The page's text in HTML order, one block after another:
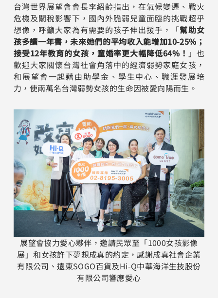
台灣世界展望會會長李紹齡指出，在氣候變遷、戰火
危機及關稅影響下，國內外脆弱兒童面臨的挑戰超乎
想像，呼籲大家為有需要的孩子伸出援手，「幫助女
孩多讀一年書，未來她們的平均收入能增加10-25%；
接受12年教育的女孩，童婚率更大幅降低64%！ 」也
歡迎大家關懷台灣社會角落中的經濟弱勢家庭女孩，
和展望會一起藉由助學金、學生中心、職涯發展培
力，使兩萬名台灣弱勢女孩的生命因被愛向陽而生。
展望會協力愛心夥伴，邀請民眾至「1000女孩影像
展」和女孩許下夢想成真的約定，感謝成真社會企業
有限公司、遠東SOGO百貨及Hi-Q中華海洋生技股份
有限公司響應愛心